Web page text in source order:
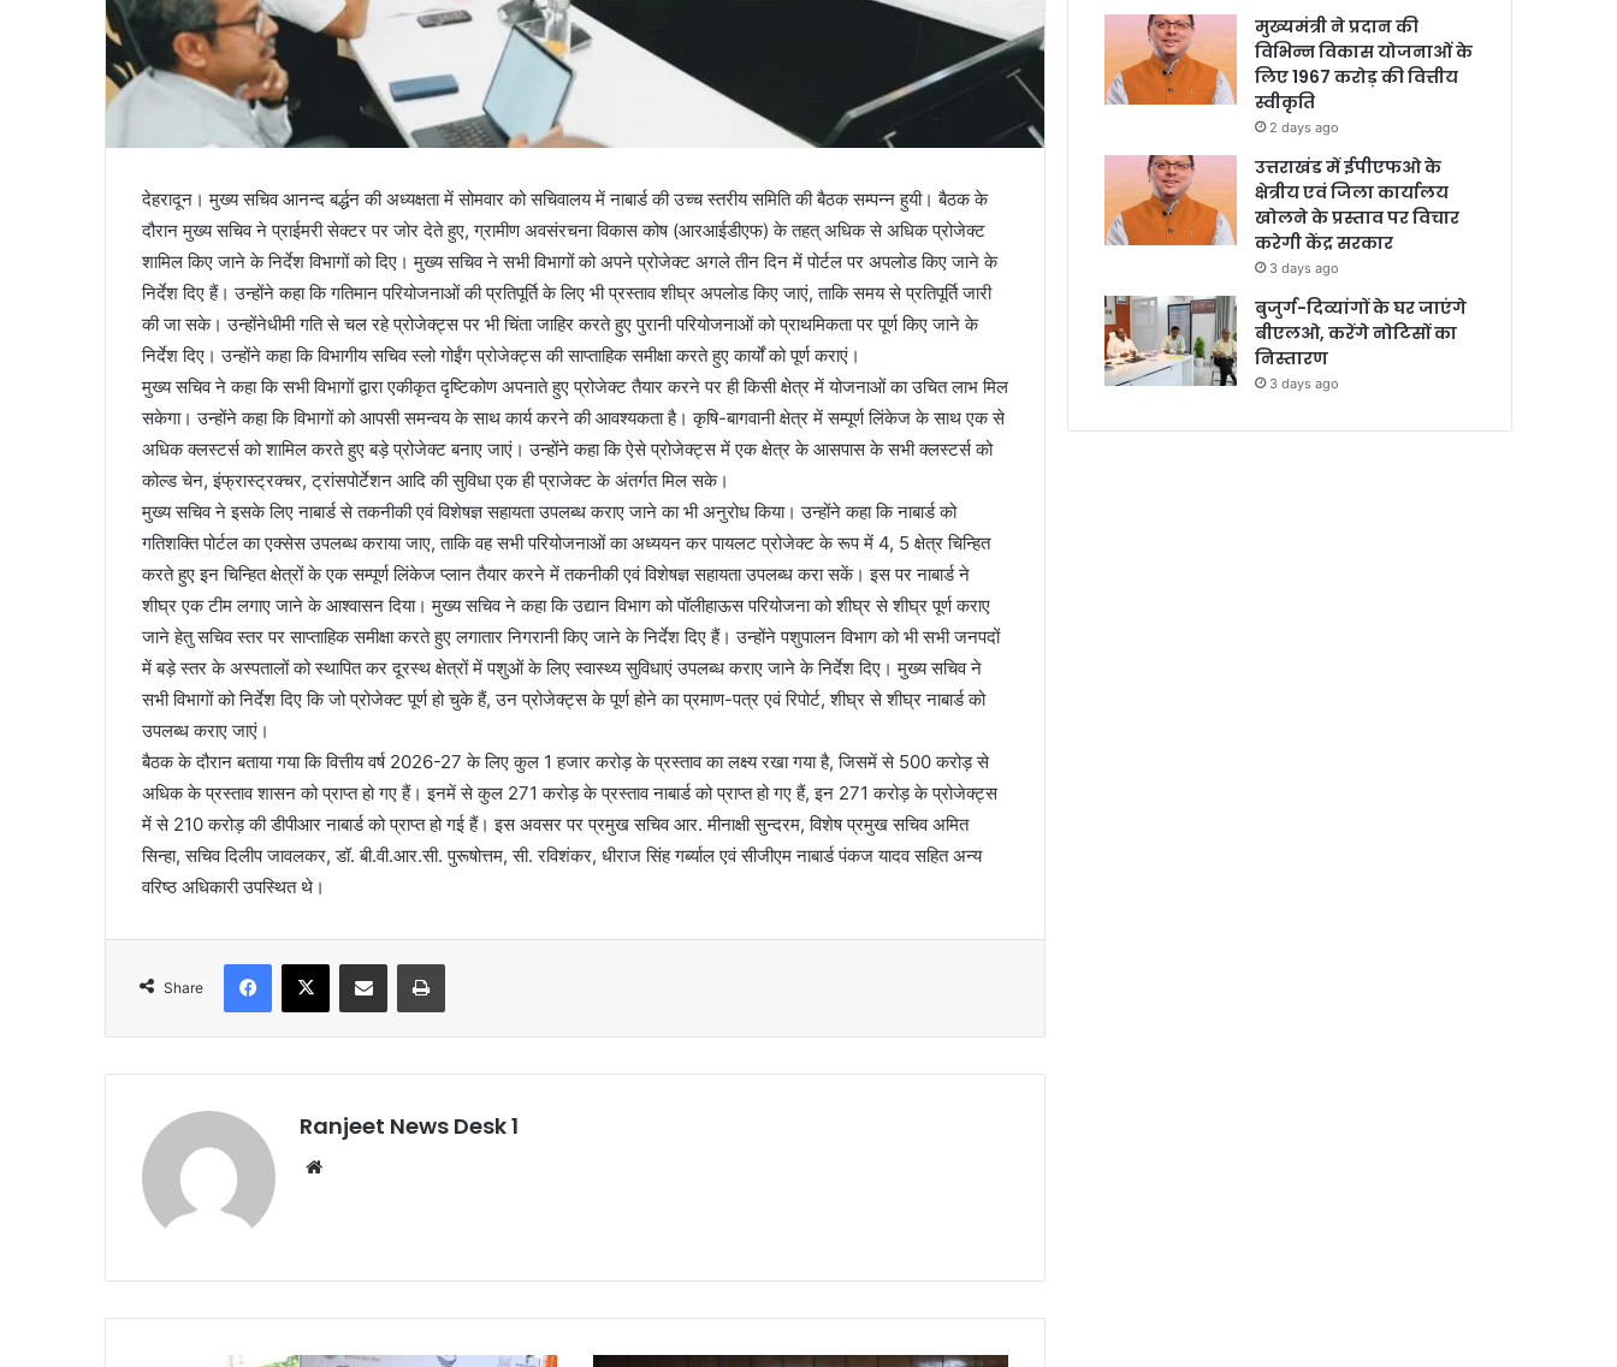
देहरादून। मुख्य सचिव आनन्द बर्द्धन की अध्यक्षता में सोमवार को सचिवालय में नाबार्ड की उच्च स्तरीय समिति की बैठक सम्पन्न हुयी। बैठक के
दौरान मुख्य सचिव ने प्राईमरी सेक्टर पर जोर देते हुए, ग्रामीण अवसंरचना विकास कोष (आरआईडीएफ) के तहत् अधिक से अधिक प्रोजेक्ट
शामिल किए जाने के निर्देश विभागों को दिए। मुख्य सचिव ने सभी विभागों को अपने प्रोजेक्ट अगले तीन दिन में पोर्टल पर अपलोड किए जाने के
निर्देश दिए हैं। उन्होंने कहा कि गतिमान परियोजनाओं की प्रतिपूर्ति के लिए भी प्रस्ताव शीघ्र अपलोड किए जाएं, ताकि समय से प्रतिपूर्ति जारी
की जा सके। उन्होंनेधीमी गति से चल रहे प्रोजेक्ट्स पर भी चिंता जाहिर करते हुए पुरानी परियोजनाओं को प्राथमिकता पर पूर्ण किए जाने के
निर्देश दिए। उन्होंने कहा कि विभागीय सचिव स्लो गोईंग प्रोजेक्ट्स की साप्ताहिक समीक्षा करते हुए कार्यों को पूर्ण कराएं।
मुख्य सचिव ने कहा कि सभी विभागों द्वारा एकीकृत दृष्टिकोण अपनाते हुए प्रोजेक्ट तैयार करने पर ही किसी क्षेत्र में योजनाओं का उचित लाभ मिल
सकेगा। उन्होंने कहा कि विभागों को आपसी समन्वय के साथ कार्य करने की आवश्यकता है। कृषि-बागवानी क्षेत्र में सम्पूर्ण लिंकेज के साथ एक से
अधिक क्लस्टर्स को शामिल करते हुए बड़े प्रोजेक्ट बनाए जाएं। उन्होंने कहा कि ऐसे प्रोजेक्ट्स में एक क्षेत्र के आसपास के सभी क्लस्टर्स को
कोल्ड चेन, इंफ्रास्ट्रक्चर, ट्रांसपोर्टेशन आदि की सुविधा एक ही प्राजेक्ट के अंतर्गत मिल सके।
मुख्य सचिव ने इसके लिए नाबार्ड से तकनीकी एवं विशेषज्ञ सहायता उपलब्ध कराए जाने का भी अनुरोध किया। उन्होंने कहा कि नाबार्ड को
गतिशक्ति पोर्टल का एक्सेस उपलब्ध कराया जाए, ताकि वह सभी परियोजनाओं का अध्ययन कर पायलट प्रोजेक्ट के रूप में 4, 5 क्षेत्र चिन्हित
करते हुए इन चिन्हित क्षेत्रों के एक सम्पूर्ण लिंकेज प्लान तैयार करने में तकनीकी एवं विशेषज्ञ सहायता उपलब्ध करा सकें। इस पर नाबार्ड ने
शीघ्र एक टीम लगाए जाने के आश्वासन दिया। मुख्य सचिव ने कहा कि उद्यान विभाग को पॉलीहाऊस परियोजना को शीघ्र से शीघ्र पूर्ण कराए
जाने हेतु सचिव स्तर पर साप्ताहिक समीक्षा करते हुए लगातार निगरानी किए जाने के निर्देश दिए हैं। उन्होंने पशुपालन विभाग को भी सभी जनपदों
में बड़े स्तर के अस्पतालों को स्थापित कर दूरस्थ क्षेत्रों में पशुओं के लिए स्वास्थ्य सुविधाएं उपलब्ध कराए जाने के निर्देश दिए। मुख्य सचिव ने
सभी विभागों को निर्देश दिए कि जो प्रोजेक्ट पूर्ण हो चुके हैं, उन प्रोजेक्ट्स के पूर्ण होने का प्रमाण-पत्र एवं रिपोर्ट, शीघ्र से शीघ्र नाबार्ड को
उपलब्ध कराए जाएं।
बैठक के दौरान बताया गया कि वित्तीय वर्ष 2026-27 के लिए कुल 1 हजार करोड़ के प्रस्ताव का लक्ष्य रखा गया है, जिसमें से 500 करोड़ से
अधिक के प्रस्ताव शासन को प्राप्त हो गए हैं। इनमें से कुल 271 करोड़ के प्रस्ताव नाबार्ड को प्राप्त हो गए हैं, इन 271 करोड़ के प्रोजेक्ट्स
में से 210 करोड़ की डीपीआर नाबार्ड को प्राप्त हो गई हैं। इस अवसर पर प्रमुख सचिव आर. मीनाक्षी सुन्दरम, विशेष प्रमुख सचिव अमित
सिन्हा, सचिव दिलीप जावलकर, डॉ. बी.वी.आर.सी. पुरूषोत्तम, सी. रविशंकर, धीराज सिंह गर्ब्याल एवं सीजीएम नाबार्ड पंकज यादव सहित अन्य
वरिष्ठ अधिकारी उपस्थित थे।
Share
Ranjeet News Desk 1
मुख्यमंत्री ने प्रदान की
विभिन्न विकास योजनाओं के
लिए 1967 करोड़ की वित्तीय
स्वीकृति
2 days ago
उत्तराखंड में ईपीएफओ के
क्षेत्रीय एवं जिला कार्यालय
खोलने के प्रस्ताव पर विचार
करेगी केंद्र सरकार
3 days ago
बुजुर्ग-दिव्यांगों के घर जाएंगे
बीएलओ, करेंगे नोटिसों का
निस्तारण
3 days ago